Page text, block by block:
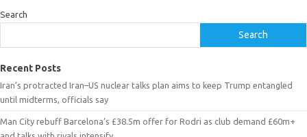
Search
Search
Recent Posts
Iran’s protracted Iran–US nuclear talks plan aims to keep Trump entangled
until midterms, officials say
Man City rebuff Barcelona’s £38.5m offer for Rodri as club demand £60m+